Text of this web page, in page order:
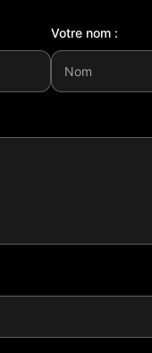
Votre nom :